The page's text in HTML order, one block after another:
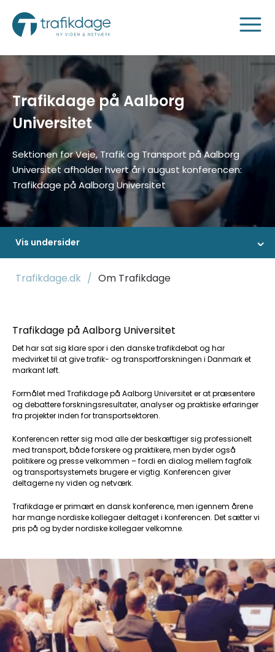
Trafikdage på Aalborg
Universitet
Sektionen for Veje, Trafik og Transport på Aalborg
Universitet afholder hvert år i august konferencen:
Trafikdage på Aalborg Universitet
Vis undersider
Trafikdage.dk / Om Trafikdage
Trafikdage på Aalborg Universitet
Det har sat sig klare spor i den danske trafikdebat og har
medvirket til at give trafik- og transportforskningen i Danmark et
markant løft.
Formålet med Trafikdage på Aalborg Universitet er at præsentere
og debattere forskningsresultater, analyser og praktiske erfaringer
fra projekter inden for transportsektoren.
Konferencen retter sig mod alle der beskæftiger sig professionelt
med transport, både forskere og praktikere, men byder også
politikere og presse velkommen – fordi en dialog mellem fagfolk
og transportsystemets brugere er vigtig. Konferencen giver
deltagerne ny viden og netværk.
Trafikdage er primært en dansk konference, men igennem årene
har mange nordiske kollegaer deltaget i konferencen. Det sætter vi
pris på og byder nordiske kollegaer velkomne.